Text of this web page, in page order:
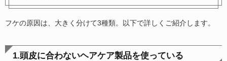
フケの原因は、大きく分けて3種類。以下で詳しくご紹介します。
1.頭皮に合わないヘアケア製品を使っている